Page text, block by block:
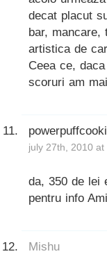
decat placut
bar, mancare,
artistica de
Ceea ce,
scoruri am
july 27th, 2010
da, 350 de lei
pentru info
Mishu